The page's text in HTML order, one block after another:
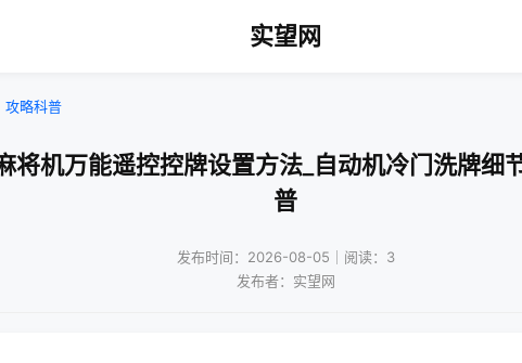
实望网
攻略科普
将机万能遥控控牌设置方法_自动机冷门洗牌细
普
发布时间：2026-08-05｜阅读：3
发布者：实望网